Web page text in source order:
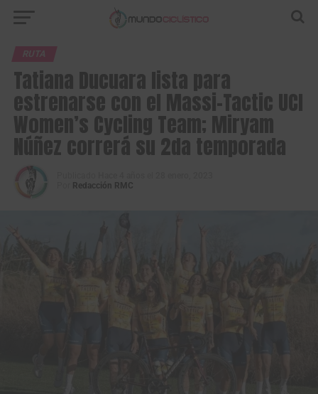
RUTA
Tatiana Ducuara lista para
estrenarse con el Massi-Tactic UCI
Women’s Cycling Team; Miryam
Núñez correrá su 2da temporada
Redacción RMC